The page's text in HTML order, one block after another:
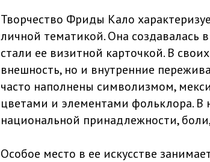
Творчество Фриды Кало
личной тематикой. Она создавалась
стали ее визитной карточкой. В
внешность, но и внутренние
часто наполнены символизмом,
цветами и элементами фольклора.
национальной принадлежности,
Особое место в ее искусстве